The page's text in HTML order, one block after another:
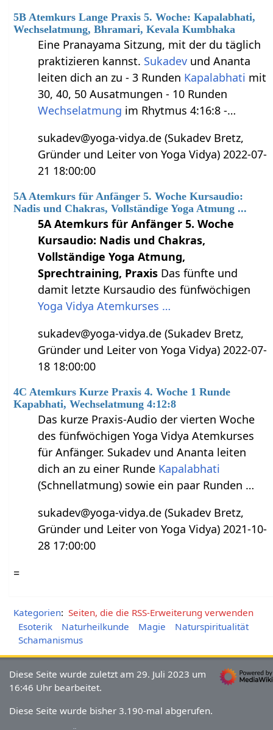
5B Atemkurs Lange Praxis 5. Woche: Kapalabhati,
Wechselatmung, Bhramari, Kevala Kumbhaka
Eine Pranayama Sitzung, mit der du täglich
praktizieren kannst. Sukadev und Ananta
leiten dich an zu - 3 Runden Kapalabhati mit
30, 40, 50 Ausatmungen - 10 Runden
Wechselatmung im Rhytmus 4:16:8 -…
sukadev@yoga-vidya.de (Sukadev Bretz,
Gründer und Leiter von Yoga Vidya) 2022-07-
21 18:00:00
5A Atemkurs für Anfänger 5. Woche Kursaudio:
Nadis und Chakras, Vollständige Yoga Atmung ...
5A Atemkurs für Anfänger 5. Woche
Kursaudio: Nadis und Chakras,
Vollständige Yoga Atmung,
Sprechtraining, Praxis Das fünfte und
damit letzte Kursaudio des fünfwöchigen
Yoga Vidya Atemkurses …
sukadev@yoga-vidya.de (Sukadev Bretz,
Gründer und Leiter von Yoga Vidya) 2022-07-
18 18:00:00
4C Atemkurs Kurze Praxis 4. Woche 1 Runde
Kapabhati, Wechselatmung 4:12:8
Das kurze Praxis-Audio der vierten Woche
des fünfwöchigen Yoga Vidya Atemkurses
für Anfänger. Sukadev und Ananta leiten
dich an zu einer Runde Kapalabhati
(Schnellatmung) sowie ein paar Runden …
sukadev@yoga-vidya.de (Sukadev Bretz,
Gründer und Leiter von Yoga Vidya) 2021-10-
28 17:00:00
=
Kategorien: Seiten, die die RSS-Erweiterung verwenden
Esoterik
Naturheilkunde Magie
Naturspiritualität
Schamanismus
Diese Seite wurde zuletzt am 29. Juli 2023 um
16:46 Uhr bearbeitet.
Diese Seite wurde bisher 3.190-mal abgerufen.